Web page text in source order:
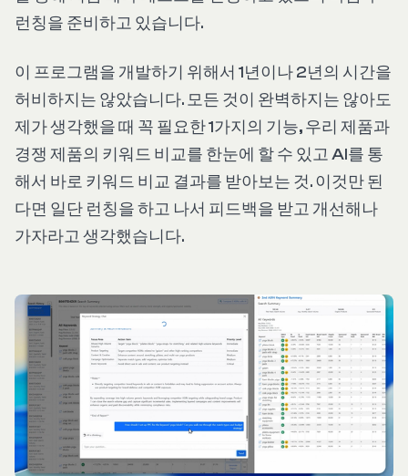
런칭을 준비하고 있습니다.
이 프로그램을 개발하기 위해서 1년이나 2년의 시간을
허비하지는 않았습니다. 모든 것이 완벽하지는 않아도
제가 생각했을 때 꼭 필요한 1가지의 기능, 우리 제품과
경쟁 제품의 키워드 비교를 한눈에 할 수 있고 AI를 통
해서 바로 키워드 비교 결과를 받아보는 것. 이것만 된
다면 일단 런칭을 하고 나서 피드백을 받고 개선해나
가자라고 생각했습니다.